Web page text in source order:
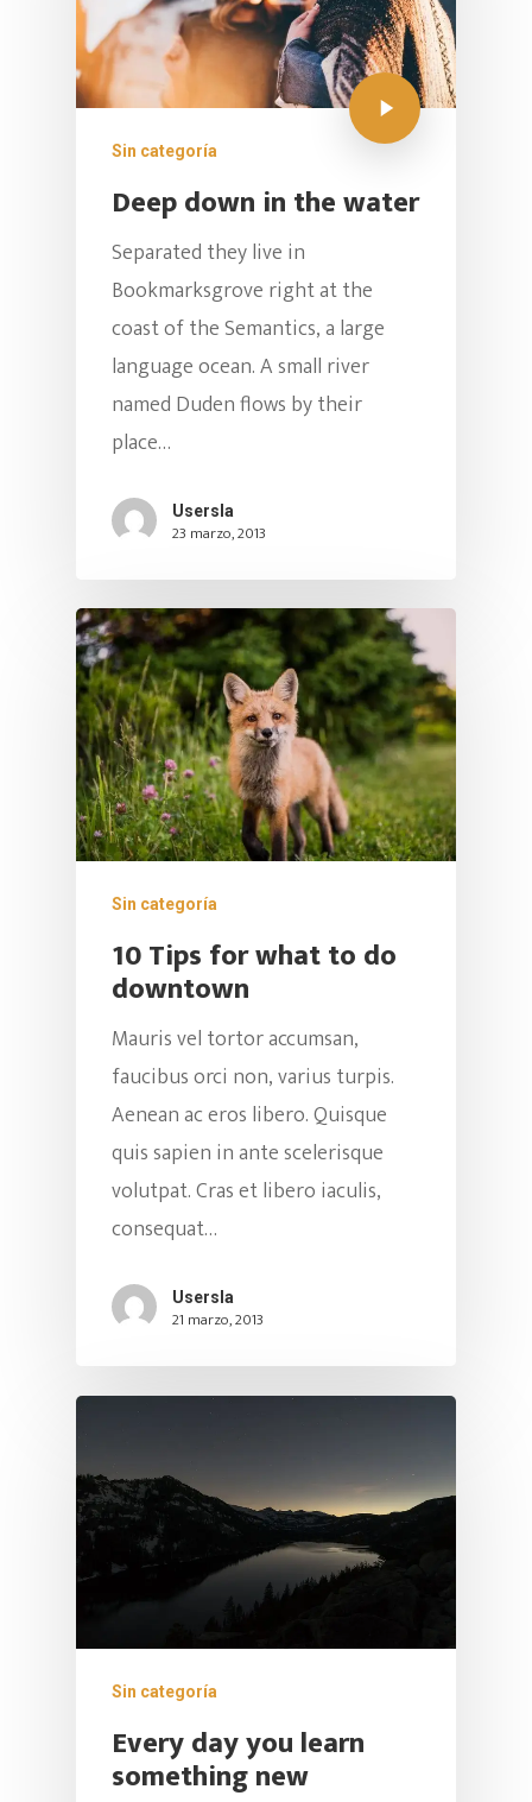
Sin categoría
Deep down in the water
Separated they live in
Bookmarksgrove right at the
coast of the Semantics, a large
language ocean. A small river
named Duden flows by their
place…
Usersla
23 marzo, 2013
Sin categoría
10 Tips for what to do
downtown
Mauris vel tortor accumsan,
faucibus orci non, varius turpis.
Aenean ac eros libero. Quisque
quis sapien in ante scelerisque
volutpat. Cras et libero iaculis,
consequat…
Usersla
21 marzo, 2013
Sin categoría
Every day you learn
something new
Online Nivel 1
Online
Precios Y Paquetes
Clases
Horarios
Club Latino –
Clases Para
Niños
Iniciación (4 – 6)
Vacaciones Swing
Actividades
Workshops Swing
Nosotros
Aliados Y Convenios
Multimedia
Instructores
CO – CREA
SWING
Carrera 31 # 7-25 Cali
Cedro
CONTACTO DE PRENSA:
(60)2 393 6081 | (60)2
(60) 317 893 3072
CORREO ELECTRÓNICO:
Escuela@swinglatino.co